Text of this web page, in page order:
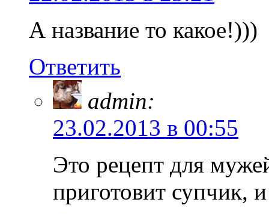
А название то какое!)))
Ответить
admin:
23.02.2013 в 00:55
Это рецепт для
приготовит супчик,